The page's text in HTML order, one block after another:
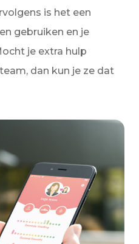
is het een
gebruiken en je
je extra hulp
dan kun je ze dat